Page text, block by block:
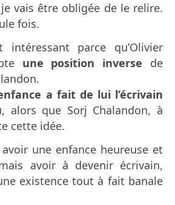
vais être obligée de le relire.
fois.
intéressant parce qu’Olivier
une position inverse de
a fait de lui l’écrivain
alors que Sorj Chalandon, à
cette idée.
une enfance heureuse et
avoir à devenir écrivain,
existence tout à fait banale